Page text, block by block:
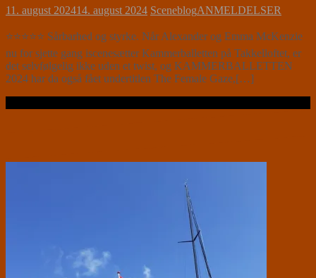
11. august 202414. august 2024 SceneblogANMELDELSER
⭐⭐⭐⭐⭐ Sårbarhed og styrke. Når Alexander og Emma McKenzie
nu for sjette gang iscenesætter Kammerballetten på Takkelloftet, er
det selvfølgelig ikke uden et twist, og KAMMERBALLETTEN
2024 har da også fået undertitlen The Female Gaze,[…]